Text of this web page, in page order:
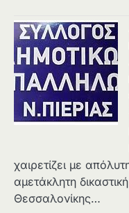
χαιρετίζει με
αμετάκλητη
Θεσσαλονίκης…